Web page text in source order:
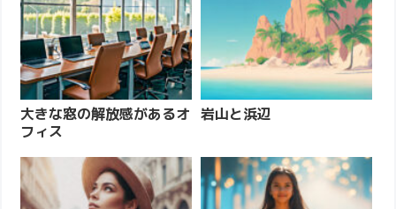
大きな窓の解放感があるオ
フィス
岩山と浜辺